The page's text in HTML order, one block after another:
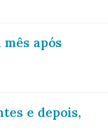
após
e depois,